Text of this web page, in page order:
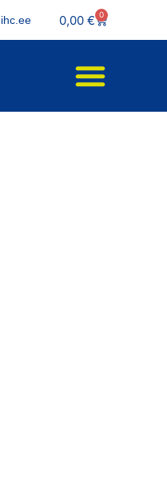
0,00 € 0